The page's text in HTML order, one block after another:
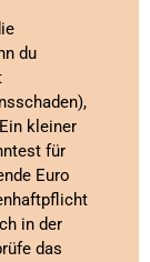
du
kleiner
für
Euro
in der
das